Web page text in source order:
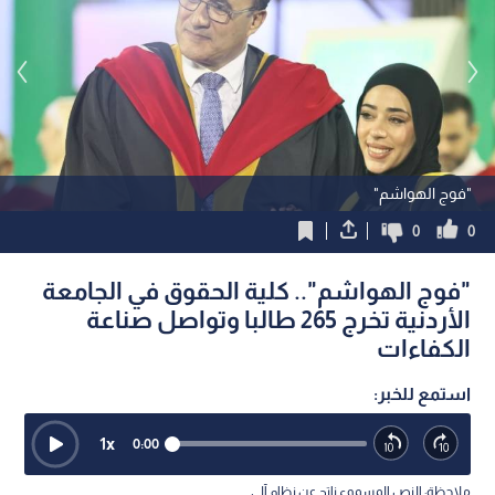
"فوج الهواشم"
0
0
"فوج الهواشم".. كلية الحقوق في الجامعة
الأردنية تخرج 265 طالبا وتواصل صناعة
الكفاءات
استمع للخبر:
0:00
1x
ملاحظة: النص المسموع ناتج عن نظام آلي